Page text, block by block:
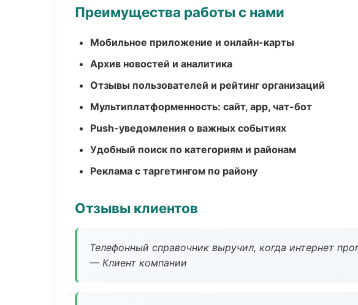
Преимущества работы с нами
Мобильное приложение и онлайн-карты
Архив новостей и аналитика
Отзывы пользователей и рейтинг организаций
Мультиплатформенность: сайт, app, чат-бот
Push-уведомления о важных событиях
Удобный поиск по категориям и районам
Реклама с таргетингом по району
Отзывы клиентов
Телефонный справочник выручил, когда интернет
— Клиент компании